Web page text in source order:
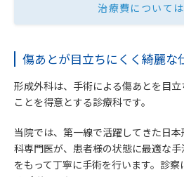
治療費について
傷あとが目立ちにくく綺麗な
形成外科は、手術による傷あとを目
ことを得意とする診療科です。
当院では、第一線で活躍してきた日
科専門医が、患者様の状態に最適な
をもって丁寧に手術を行います。診